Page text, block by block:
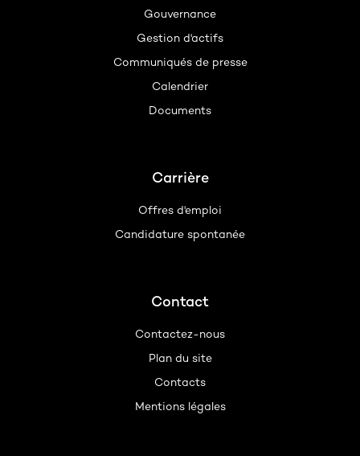
Gouvernance
Gestion d'actifs
Communiqués de presse
Calendrier
Documents
Carrière
Offres d'emploi
Candidature spontanée
Contact
Contactez-nous
Plan du site
Contacts
Mentions légales